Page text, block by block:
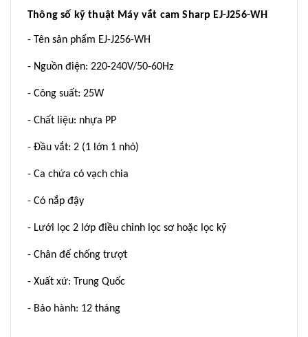
Thông số kỹ thuật Máy vắt cam Sharp EJ-J256-WH
- Tên sản phẩm EJ-J256-WH
- Nguồn điện: 220-240V/50-60Hz
- Công suất: 25W
- Chất liệu: nhựa PP
- Đầu vắt: 2 (1 lớn 1 nhỏ)
- Ca chứa có vạch chia
- Có nắp đậy
- Lưới lọc 2 lớp điều chỉnh lọc sơ hoặc lọc kỹ
- Chân đế chống trượt
- Xuất xứ: Trung Quốc
- Bảo hành: 12 tháng